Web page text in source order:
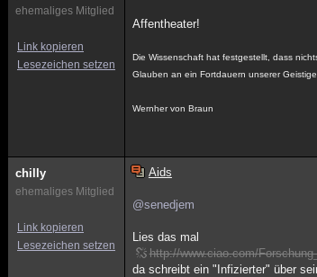
ehemaliges Mitglied
Link kopieren
Lesezeichen setzen
Affentheater!
Die Wissenschaft hat festgestellt, dass
Glauben an ein Fortdauern unserer
Wernher von Braun
chilly
ehemaliges Mitglied
Link kopieren
Lesezeichen setzen
Aids
@senedjem
Lies das mal
http://www.ciao.com/
da schreibt ein "Infizierter" über